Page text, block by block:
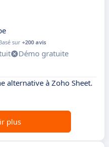
sur +200 avis
Démo gratuite
alternative à Zoho Sheet.
plus